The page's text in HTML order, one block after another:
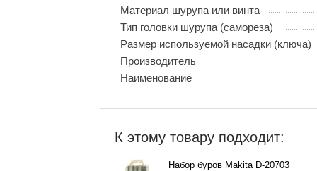
Материал шурупа или винта
Тип головки шурупа (самореза)
Размер используемой насадки (ключа)
Производитель
Наименование
К этому товару подходит:
Набор буров Makita D-20703